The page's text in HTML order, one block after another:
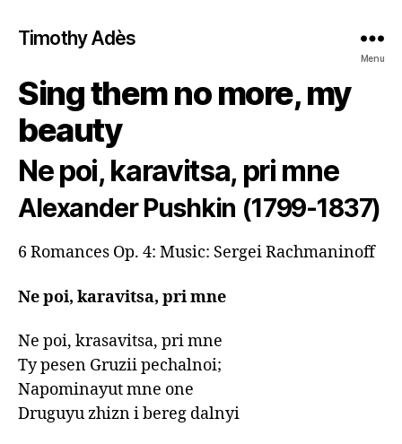
Timothy Adès
Menu
Sing them no more, my
beauty
Ne poi, karavitsa, pri mne
Alexander Pushkin (1799-1837)
Ne poi, karavitsa, pri mne
Ne poi, krasavitsa, pri mne
Ty pesen Gruzii pechalnoi;
Napominayut mne one
Druguyu zhizn i bereg dalnyi